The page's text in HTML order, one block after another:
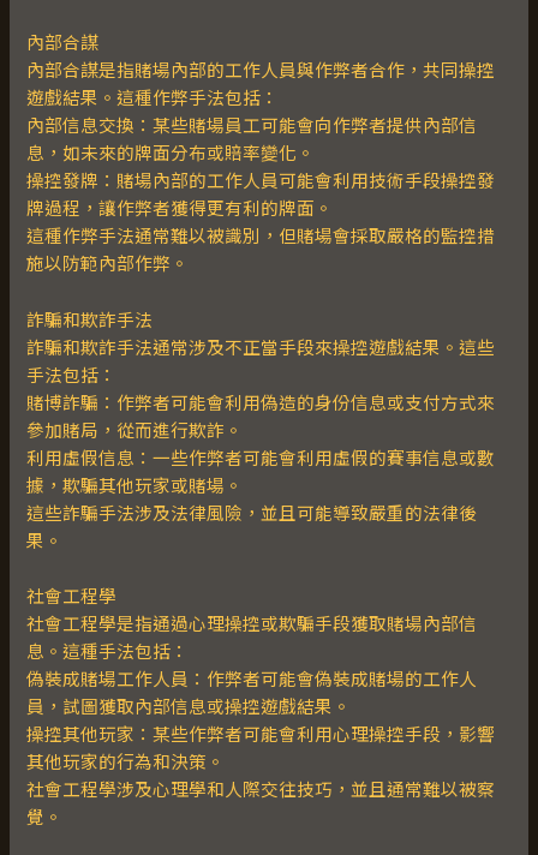
內部合謀
內部合謀是指賭場內部的工作人員與作弊者合作，共同操控
遊戲結果。這種作弊手法包括：
內部信息交換：某些賭場員工可能會向作弊者提供內部信
息，如未來的牌面分布或賠率變化。
操控發牌：賭場內部的工作人員可能會利用技術手段操控發
牌過程，讓作弊者獲得更有利的牌面。
這種作弊手法通常難以被識別，但賭場會採取嚴格的監控措
施以防範內部作弊。
詐騙和欺詐手法
詐騙和欺詐手法通常涉及不正當手段來操控遊戲結果。這些
手法包括：
賭博詐騙：作弊者可能會利用偽造的身份信息或支付方式來
參加賭局，從而進行欺詐。
利用虛假信息：一些作弊者可能會利用虛假的賽事信息或數
據，欺騙其他玩家或賭場。
這些詐騙手法涉及法律風險，並且可能導致嚴重的法律後
果。
社會工程學
社會工程學是指通過心理操控或欺騙手段獲取賭場內部信
息。這種手法包括：
偽裝成賭場工作人員：作弊者可能會偽裝成賭場的工作人
員，試圖獲取內部信息或操控遊戲結果。
操控其他玩家：某些作弊者可能會利用心理操控手段，影響
其他玩家的行為和決策。
社會工程學涉及心理學和人際交往技巧，並且通常難以被察
覺。